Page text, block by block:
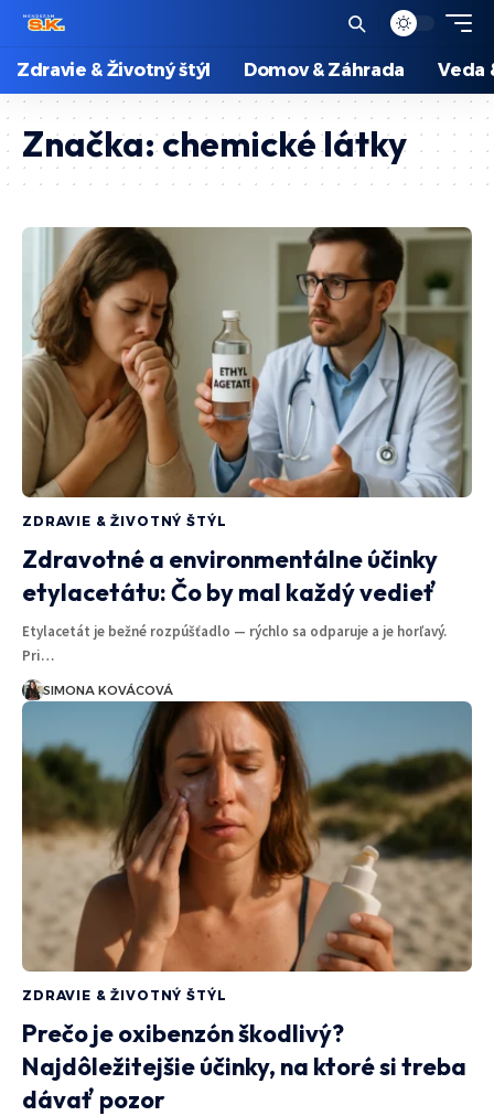
Zdravie & Životný štýl Domov & Záhrada Veda
Značka:chemické látky
ZDRAVIE & ŽIVOTNÝ ŠTÝL
Zdravotné a environmentálne účinky
etylacetátu: Čo by mal každý vedieť
Etylacetát je bežné rozpúšťadlo — rýchlo sa odparuje a je horľavý.
Pri…
SIMONA KOVÁCOVÁ
ZDRAVIE & ŽIVOTNÝ ŠTÝL
Prečo je oxibenzón škodlivý?
Najdôležitejšie účinky, na ktoré si treba
dávať pozor